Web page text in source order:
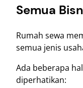
Semua
Rumah sewa
semua jenis
Ada beberapa
diperhatikan: